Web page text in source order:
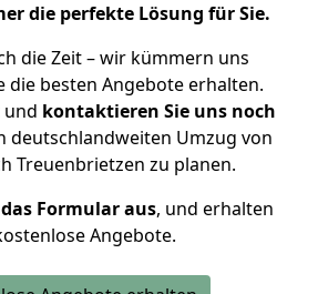
die perfekte Lösung für Sie.
die Zeit – wir kümmern uns
die besten Angebote erhalten.
und kontaktieren Sie uns noch
deutschlandweiten Umzug von
Treuenbrietzen zu planen.
Formular aus, und erhalten
Angebote.